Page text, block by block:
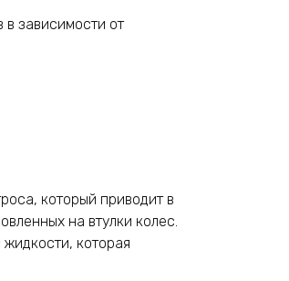
в зависимости от
который приводит в
на втулки колес.
которая